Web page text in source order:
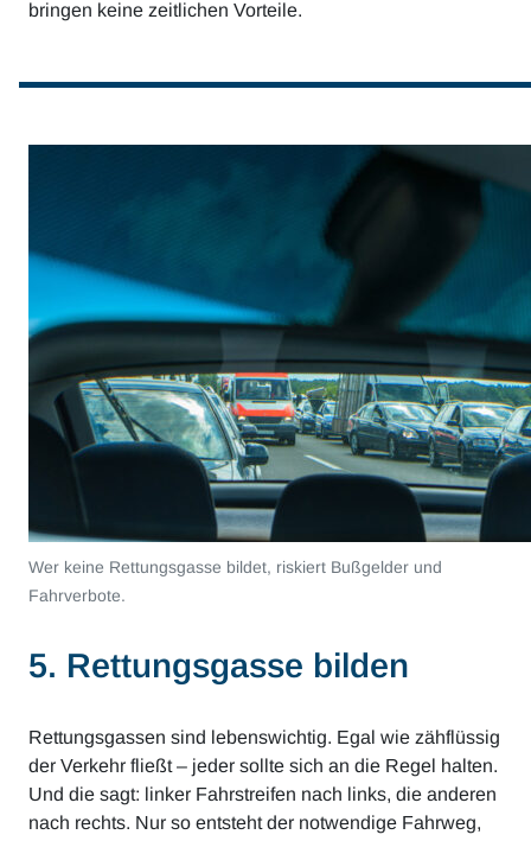
bringen keine zeitlichen Vorteile.
Wer keine Rettungsgasse bildet, riskiert Bußgelder und
Fahrverbote.
5. Rettungsgasse bilden
Rettungsgassen sind lebenswichtig. Egal wie zähflüssig
der Verkehr fließt – jeder sollte sich an die Regel halten.
Und die sagt: linker Fahrstreifen nach links, die anderen
nach rechts. Nur so entsteht der notwendige Fahrweg,